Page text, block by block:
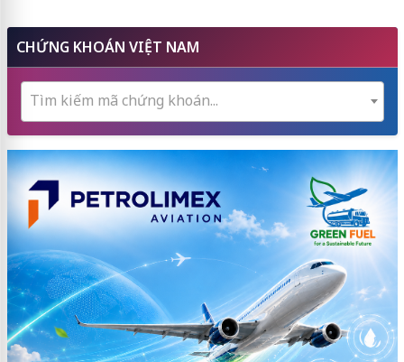
CHỨNG KHOÁN VIỆT NAM
Tìm kiếm mã chứng khoán...